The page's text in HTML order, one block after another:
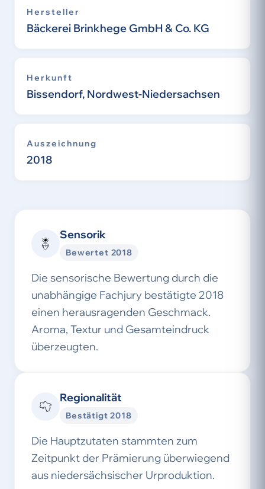
Hersteller
Bäckerei Brinkhege GmbH & Co. KG
Herkunft
Bissendorf, Nordwest-Niedersachsen
Auszeichnung
2018
Sensorik
Bewertet 2018
Die sensorische Bewertung durch die
unabhängige Fachjury bestätigte 2018
einen herausragenden Geschmack.
Aroma, Textur und Gesamteindruck
überzeugten.
Regionalität
Bestätigt 2018
Die Hauptzutaten stammten zum
Zeitpunkt der Prämierung überwiegend
aus niedersächsischer Urproduktion.